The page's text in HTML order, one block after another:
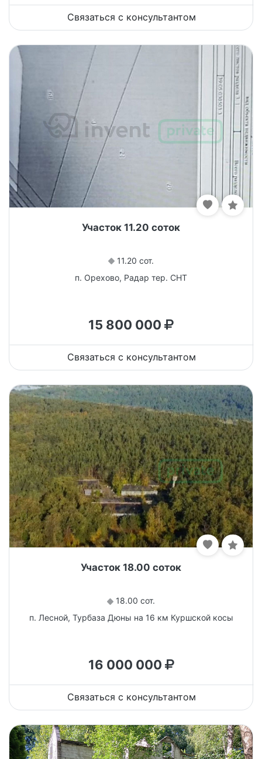
Связаться с консультантом
Участок 11.20 соток
11.20 сот.
п. Орехово, Радар тер. СНТ
15 800 000
Связаться с консультантом
Участок 18.00 соток
18.00 сот.
п. Лесной, Турбаза Дюны на 16 км Куршской косы
16 000 000
Связаться с консультантом